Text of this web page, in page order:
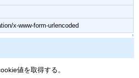
x-www-form-urlencoded
↑
値を取得する。